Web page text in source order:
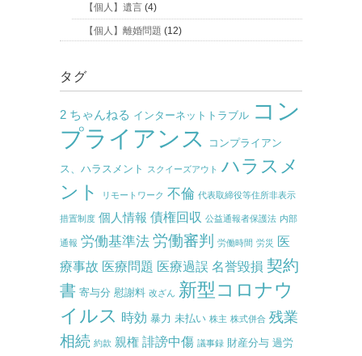
【個人】遺言 (4)
【個人】離婚問題 (12)
タグ
2 ちゃんねる インターネットトラブル コン
プライアンス
コンプライアン
ス、ハラスメント スクイーズアウト ハラスメ
ント
リモートワーク 不倫 代表取締役等住所非表示
措置制度 個人情報 債権回収 公益通報者保護法 内部
通報 労働基準法 労働審判 労働時間 労災
医
療事故 医療問題 医療過誤 名誉毀損 契約
書 寄与分 慰謝料 改ざん 新型コロナウ
イルス 時効 暴力 未払い 株主 株式併合 残業
相続 約款 親権 誹謗中傷 議事録 財産分与 過労